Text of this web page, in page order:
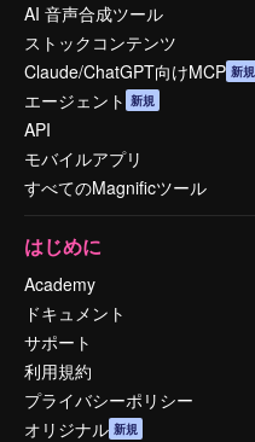
AI 音声合成ツール
ストックコンテンツ
Claude/ChatGPT向けMCP 新規
エージェント 新規
API
モバイルアプリ
すべてのMagnificツール
はじめに
Academy
ドキュメント
サポート
利用規約
プライバシーポリシー
オリジナル 新規